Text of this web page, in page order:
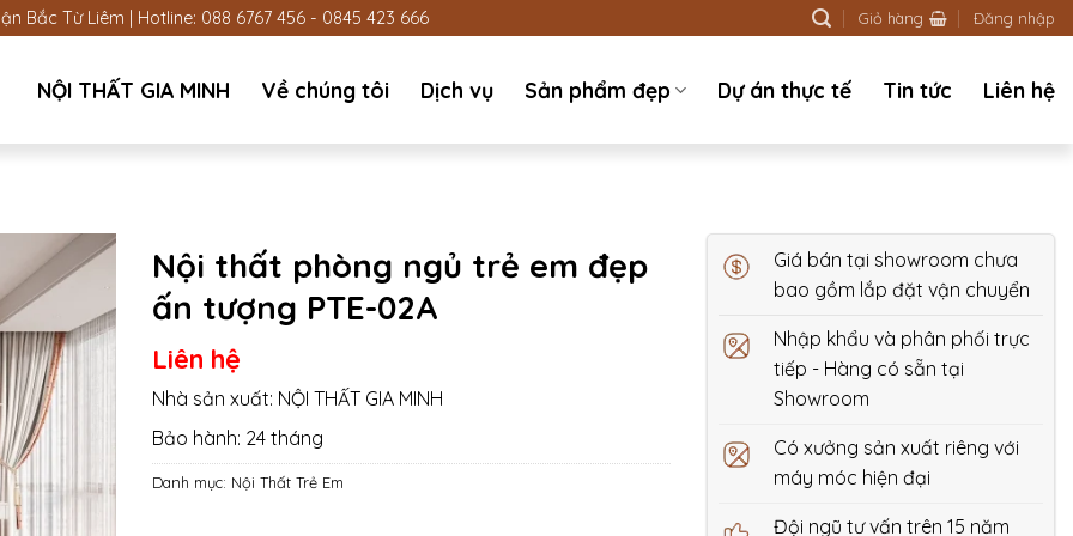
Bắc Từ Liêm | Hotline: 088 6767 456 - 0845 423 666 Giỏ hàng Đăng nhập
NỘI THẤT GIA MINH Về chúng tôi Dịch vụ Sản phẩm đẹp Dự án thực tế Tin tức Liên hệ
Nội thất phòng ngủ trẻ em đẹp
ấn tượng PTE-02A
Liên hệ
Nhà sản xuất: NỘI THẤT GIA MINH
Bảo hành: 24 tháng
Danh mục: Nội Thất Trẻ Em
Giá bán tại showroom chưa
bao gồm lắp đặt vận chuyển
Nhập khẩu và phân phối trực
tiếp - Hàng có sẵn tại
Showroom
Có xưởng sản xuất riêng với
máy móc hiện đại
Đội ngũ tư vấn trên 15 năm